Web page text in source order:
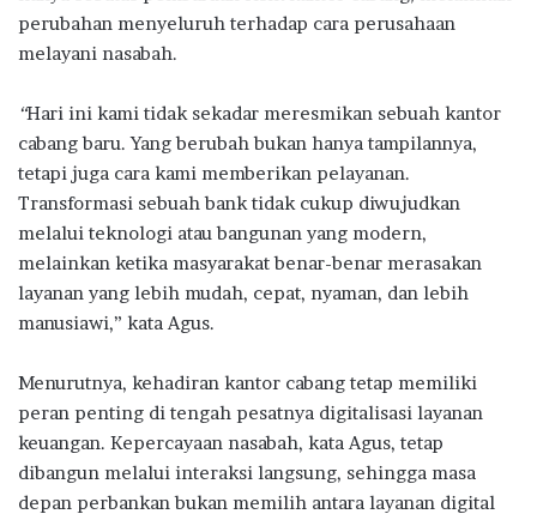
perubahan menyeluruh terhadap cara perusahaan
melayani nasabah.
“Hari ini kami tidak sekadar meresmikan sebuah kantor
cabang baru. Yang berubah bukan hanya tampilannya,
tetapi juga cara kami memberikan pelayanan.
Transformasi sebuah bank tidak cukup diwujudkan
melalui teknologi atau bangunan yang modern,
melainkan ketika masyarakat benar-benar merasakan
layanan yang lebih mudah, cepat, nyaman, dan lebih
manusiawi,” kata Agus.
Menurutnya, kehadiran kantor cabang tetap memiliki
peran penting di tengah pesatnya digitalisasi layanan
keuangan. Kepercayaan nasabah, kata Agus, tetap
dibangun melalui interaksi langsung, sehingga masa
depan perbankan bukan memilih antara layanan digital